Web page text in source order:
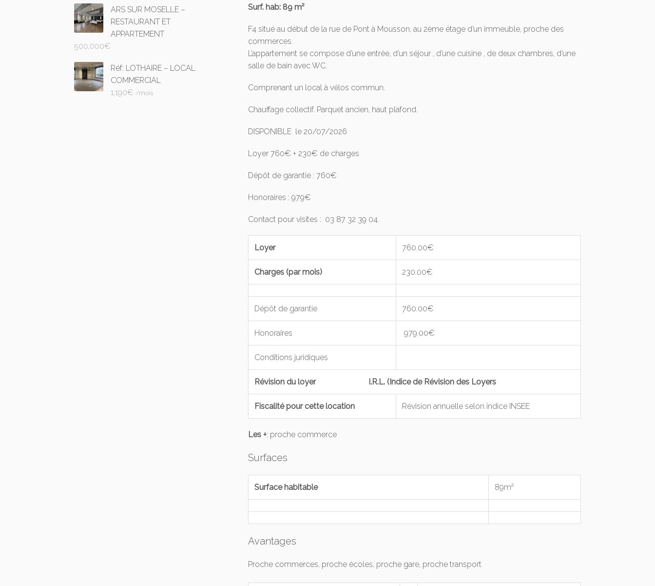
Surf. hab: 89 m²
F4 situé au début de la rue de Pont à Mousson, au 2ème étage d’un immeuble, proche des
commerces.
L’appartement se compose d’une entrée, d’un séjour , d’une cuisine , de deux chambres, d’une
salle de bain avec WC.
Comprenant un local à vélos commun.
Chauffage collectif. Parquet ancien, haut plafond.
DISPONIBLE le 20/07/2026
Loyer 760€ + 230€ de charges
Dépôt de garantie : 760€
Honoraires : 979€
Contact pour visites : 03 87 32 39 04.
Loyer 760.00€
Charges (par mois) 230.00€
Dépôt de garantie 760.00€
Honoraires 979.00€
Conditions juridiques
Révision du loyer I.R.L. (Indice de Révision des Loyers
Fiscalité pour cette location Révision annuelle selon indice INSEE
Les +: proche commerce
Surfaces
Surface habitable 89m²
Avantages
Proche commerces, proche écoles, proche gare, proche transport
ARS SUR MOSELLE –
RESTAURANT ET
APPARTEMENT
500,000€
Réf: LOTHAIRE – LOCAL
COMMERCIAL
1,190€/mois